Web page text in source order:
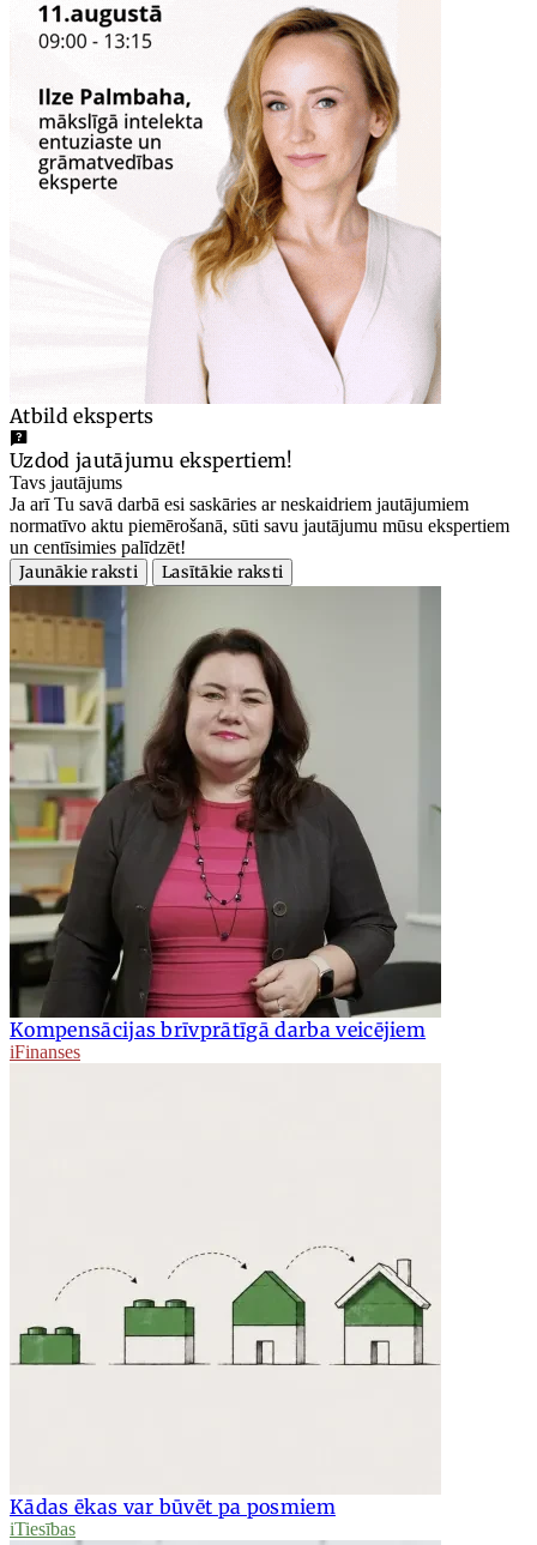
Atbild eksperts
Uzdod jautājumu ekspertiem!
Tavs jautājums
Ja arī Tu savā darbā esi saskāries ar neskaidriem jautājumiem
normatīvo aktu piemērošanā, sūti savu jautājumu mūsu ekspertiem
un centīsimies palīdzēt!
Jaunākie raksti
Lasītākie raksti
Kompensācijas brīvprātīgā darba veicējiem
iFinanses
Kādas ēkas var būvēt pa posmiem
iTiesības